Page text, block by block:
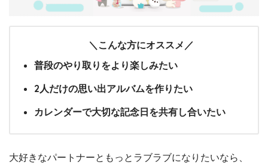
＼こんな方にオススメ／
普段のやり取りをより楽しみたい
2人だけの思い出アルバムを作りたい
カレンダーで大切な記念日を共有し合いたい
大好きなパートナーともっとラブラブになりたいなら、